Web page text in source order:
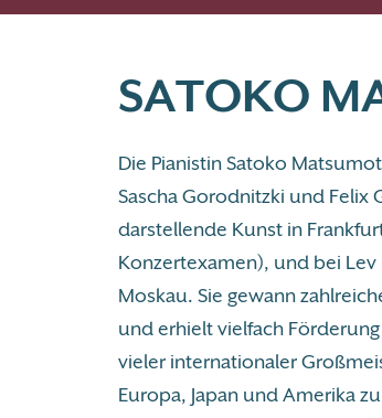
SATOKO
Die Pianistin Satoko
Sascha Gorodnitzki und Felix
darstellende Kunst in
Konzertexamen), und bei
Moskau. Sie gewann
und erhielt vielfach
vieler internationaler
Europa, Japan und Amerika